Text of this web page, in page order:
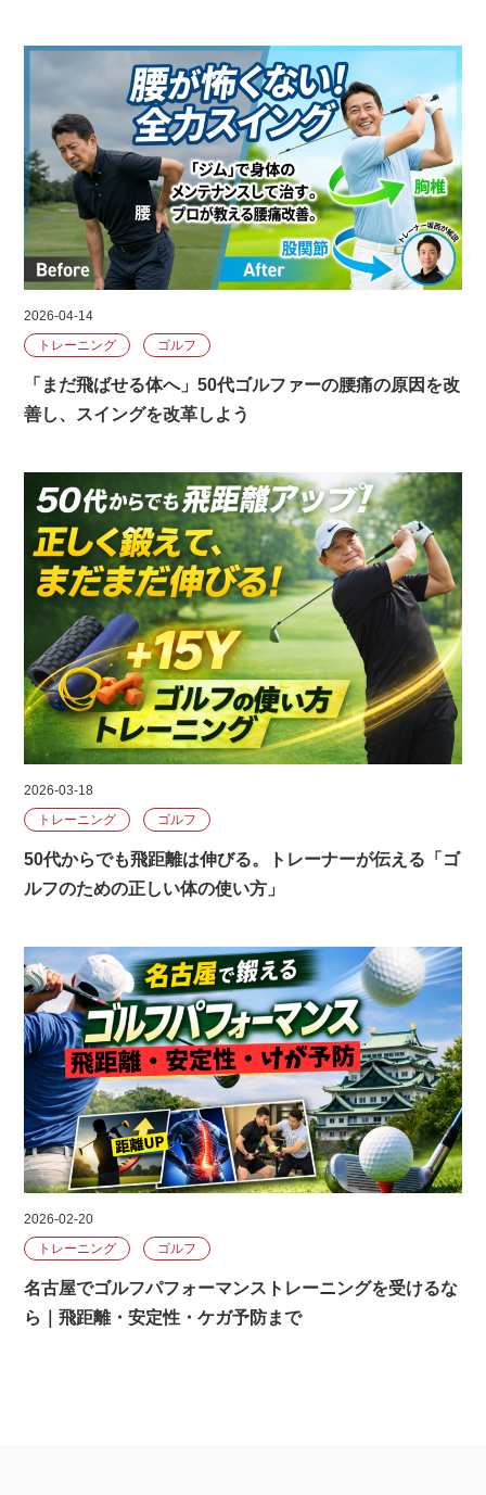
2026-04-14
トレーニング
ゴルフ
「まだ飛ばせる体へ」50代ゴルファーの腰痛の原因を改
善し、スイングを改革しよう
2026-03-18
トレーニング
ゴルフ
50代からでも飛距離は伸びる。トレーナーが伝える「ゴ
ルフのための正しい体の使い方」
2026-02-20
トレーニング
ゴルフ
名古屋でゴルフパフォーマンストレーニングを受けるな
ら｜飛距離・安定性・ケガ予防まで